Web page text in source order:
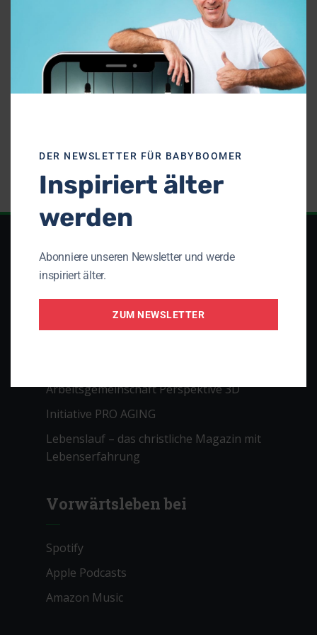
Unser Netzwerk
Theologisches Seminar St. Chrischona
Arbeitsgemeinschaft Perspektive 3D
Initiative PRO AGING
Lebenslauf – das christliche Magazin mit
Lebenserfahrung
Vorwärtsleben bei
Spotify
Apple Podcasts
Amazon Music
DER NEWSLETTER FÜR BABYBOOMER
Inspiriert älter
werden
Abonniere unseren Newsletter und werde
inspiriert älter.
ZUM NEWSLETTER